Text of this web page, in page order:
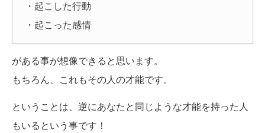
・起こした行動
・起こった感情
がある事が想像できると思います。
もちろん、これもその人の才能です。
ということは、逆にあなたと同じような才能を持った人
もいるという事です！